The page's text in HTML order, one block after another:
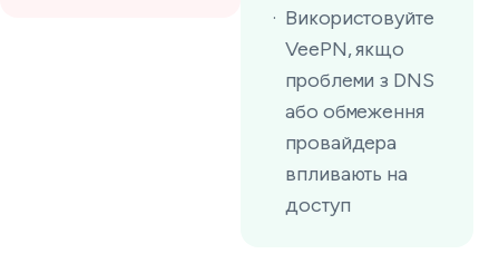
Використовуйте
VeePN, якщо
проблеми з DNS
або обмеження
провайдера
впливають на
доступ